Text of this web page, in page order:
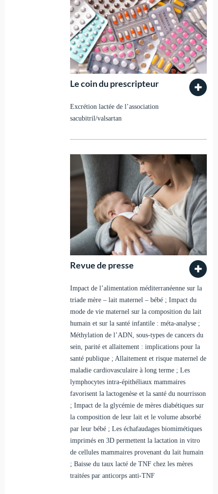
Le coin du prescripteur
Excrétion lactée de l’association
sacubitril/valsartan
Revue de presse
Impact de l’alimentation méditerranéenne sur la
triade mère – lait maternel – bébé ; Impact du
mode de vie maternel sur la composition du lait
humain et sur la santé infantile : méta-analyse ;
Méthylation de l’ADN, sous-types de cancers du
sein, parité et allaitement : implications pour la
santé publique ; Allaitement et risque maternel de
maladie cardiovasculaire à long terme ; Les
lymphocytes intra-épithéliaux mammaires
favorisent la lactogenèse et la santé du nourrisson
; Impact de la glycémie de mères diabétiques sur
la composition de leur lait et le volume absorbé
par leur bébé ; Les échafaudages biomimétiques
imprimés en 3D permettent la lactation in vitro
de cellules mammaires provenant du lait humain
; Baisse du taux lacté de TNF chez les mères
traitées par anticorps anti-TNF